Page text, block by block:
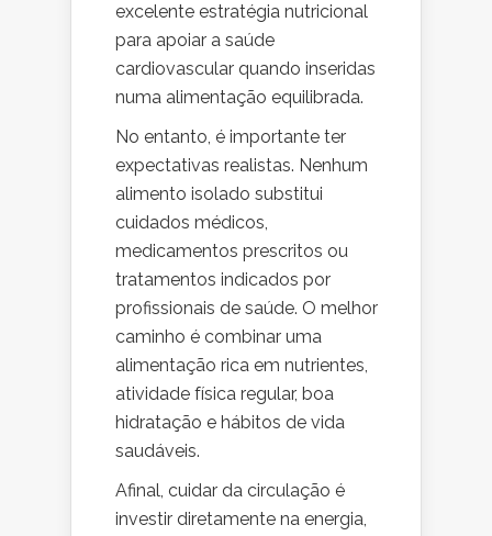
excelente estratégia nutricional
para apoiar a saúde
cardiovascular quando inseridas
numa alimentação equilibrada.
No entanto, é importante ter
expectativas realistas. Nenhum
alimento isolado substitui
cuidados médicos,
medicamentos prescritos ou
tratamentos indicados por
profissionais de saúde. O melhor
caminho é combinar uma
alimentação rica em nutrientes,
atividade física regular, boa
hidratação e hábitos de vida
saudáveis.
Afinal, cuidar da circulação é
investir diretamente na energia,